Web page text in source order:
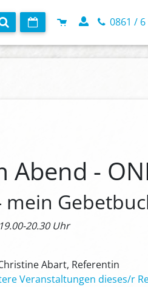
0861 / 6
Abend -
mein
20.30 Uhr
Abart, Referentin
Veranstaltungen dieses/r